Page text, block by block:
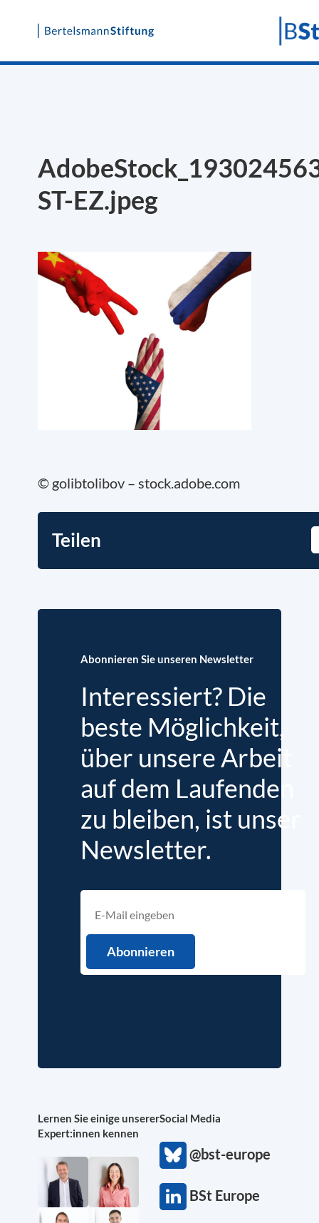
Skip
ST-EZ.jpeg
© golibtolibov – stock.adobe.com
Teilen
Abonnieren Sie unseren Newsletter
Interessiert? Die
beste Möglichkeit,
über unsere Arbeit
auf dem Laufenden
zu bleiben, ist unser
Newsletter.
Lernen Sie einige unserer
Expert:innen kennen
Social Media
@bst-europe
BSt Europe